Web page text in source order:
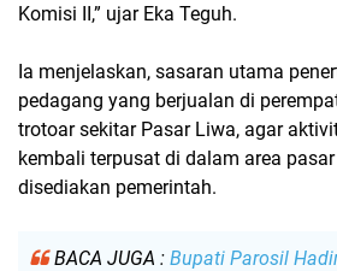
Komisi II,” ujar Eka Teguh.
Ia menjelaskan, sasaran utama
pedagang yang berjualan di
trotoar sekitar Pasar Liwa, agar
kembali terpusat di dalam area pasar
disediakan pemerintah.
BACA JUGA : Bupati Parosil